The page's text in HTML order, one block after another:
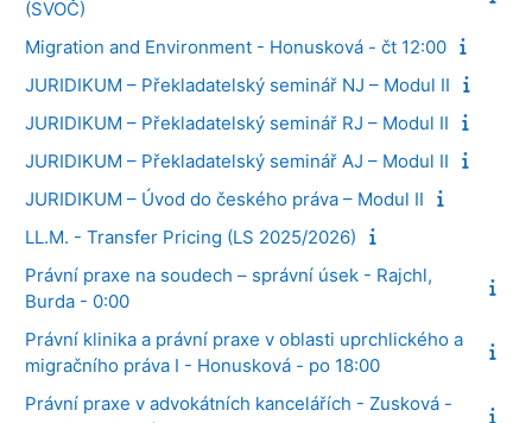
(SVOČ)
Migration and Environment - Honusková - čt 12:00
JURIDIKUM – Překladatelský seminář NJ – Modul II
JURIDIKUM – Překladatelský seminář RJ – Modul II
JURIDIKUM – Překladatelský seminář AJ – Modul II
JURIDIKUM – Úvod do českého práva – Modul II
LL.M. - Transfer Pricing (LS 2025/2026)
Právní praxe na soudech – správní úsek - Rajchl,
Burda - 0:00
Právní klinika a právní praxe v oblasti uprchlického a
migračního práva I - Honusková - po 18:00
Právní praxe v advokátních kancelářích - Zusková -